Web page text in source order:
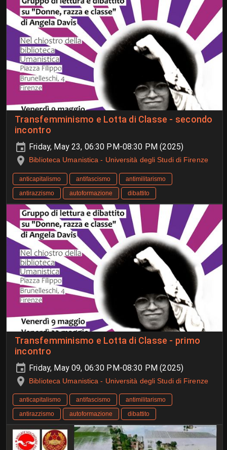
Transfemminismo e Lotta di Classe - secondo
incontro
Friday, May 23, 06:30 PM-08:30 PM (2025)
Biblioteca Umanistica - Università degli Studi di Firenze
anticapitalismo antifascismo
antimilitarismo
antirazzismo
autoformazione dibattito
Transfemminismo e Lotta di Classe - primo
incontro
Friday, May 09, 06:30 PM-08:30 PM (2025)
Biblioteca Umanistica - Università degli Studi di Firenze
anticapitalismo antifascismo
antimilitarismo
antirazzismo
autoformazione dibattito